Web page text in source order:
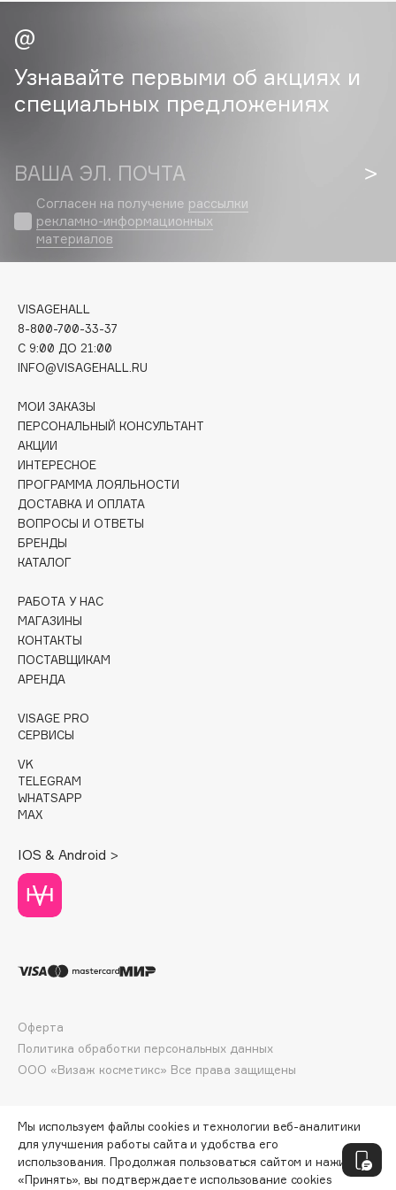
Cadence
Carbon Theory
Carmex
Celimax
Cettua
Chupa Chups
Clarins Precious
Clinique
Clive Christian
Collagenina
Consly
Corimo
CosRX
Cottolina
Crescina
Cunzite
D
d'Alba
DARLING*
Darphin
Davines
Deonica
Dior
Divage
Dolce & Gabbana
DP Daily Perfection
Dr.Althea
Dr.Ceuracle
Dyson
Узнавайте первыми об акциях и
специальных предложениях
ВАША ЭЛ. ПОЧТА
Согласен на получение рассылки
рекламно-информационных
материалов
VISAGEHALL
8-800-700-33-37
C 9:00 ДО 21:00
INFO@VISAGEHALL.RU
МОИ ЗАКАЗЫ
ПЕРСОНАЛЬНЫЙ КОНСУЛЬТАНТ
АКЦИИ
ИНТЕРЕСНОЕ
ПРОГРАММА ЛОЯЛЬНОСТИ
ДОСТАВКА И ОПЛАТА
ВОПРОСЫ И ОТВЕТЫ
БРЕНДЫ
КАТАЛОГ
РАБОТА У НАС
МАГАЗИНЫ
КОНТАКТЫ
ПОСТАВЩИКАМ
АРЕНДА
VISAGE PRO
СЕРВИСЫ
VK
TELEGRAM
WHATSAPP
MAX
IOS & Android >
ООО «Визаж косметикс» Все права защищены
Оферта
Политика обработки персональных данных
Мы используем файлы cookies и технологии веб-аналитики
для улучшения работы сайта и удобства его
использования. Продолжая пользоваться сайтом и нажимая
«Принять», вы подтверждаете использование cookies